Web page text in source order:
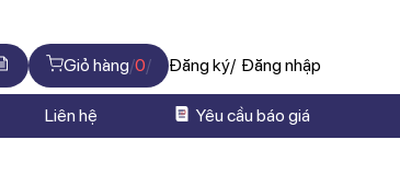
Giỏ hàng 0 Đăng ký Đăng nhập
Liên hệ Yêu cầu báo giá